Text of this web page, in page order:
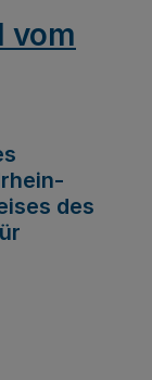
vom
des